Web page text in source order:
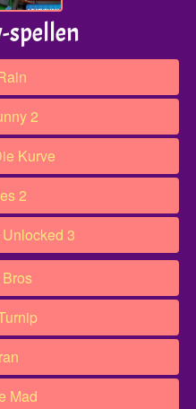
spellen
2
Kurve
2
3
Mad